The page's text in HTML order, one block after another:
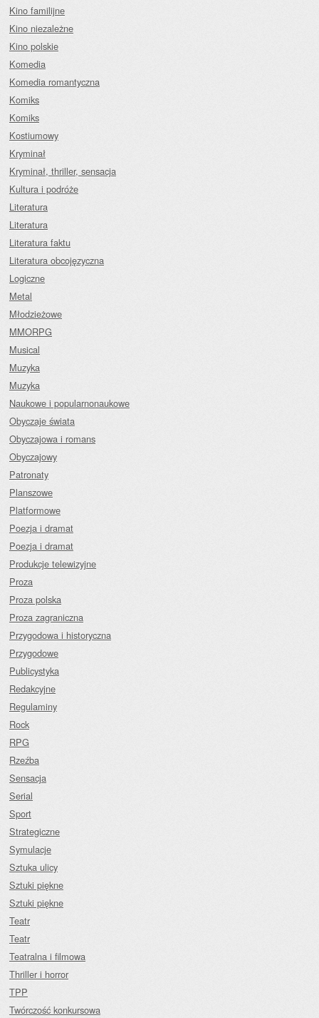
Kino familijne
Kino niezależne
Kino polskie
Komedia
Komedia romantyczna
Komiks
Komiks
Kostiumowy
Kryminał
Kryminał, thriller, sensacja
Kultura i podróże
Literatura
Literatura
Literatura faktu
Literatura obcojęzyczna
Logiczne
Metal
Młodzieżowe
MMORPG
Musical
Muzyka
Muzyka
Naukowe i popularnonaukowe
Obyczaje świata
Obyczajowa i romans
Obyczajowy
Patronaty
Planszowe
Platformowe
Poezja i dramat
Poezja i dramat
Produkcje telewizyjne
Proza
Proza polska
Proza zagraniczna
Przygodowa i historyczna
Przygodowe
Publicystyka
Redakcyjne
Regulaminy
Rock
RPG
Rzeźba
Sensacja
Serial
Sport
Strategiczne
Symulacje
Sztuka ulicy
Sztuki piękne
Sztuki piękne
Teatr
Teatr
Teatralna i filmowa
Thriller i horror
TPP
Twórczość konkursowa